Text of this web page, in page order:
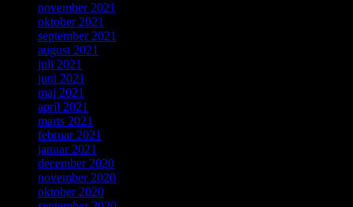
november 2021
oktober 2021
september 2021
august 2021
juli 2021
juni 2021
maj 2021
april 2021
marts 2021
februar 2021
januar 2021
december 2020
november 2020
oktober 2020